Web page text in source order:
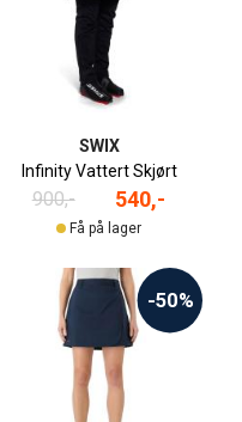
SWIX
Infinity Vattert Skjørt
900,- 540,-
Få på lager
-50%